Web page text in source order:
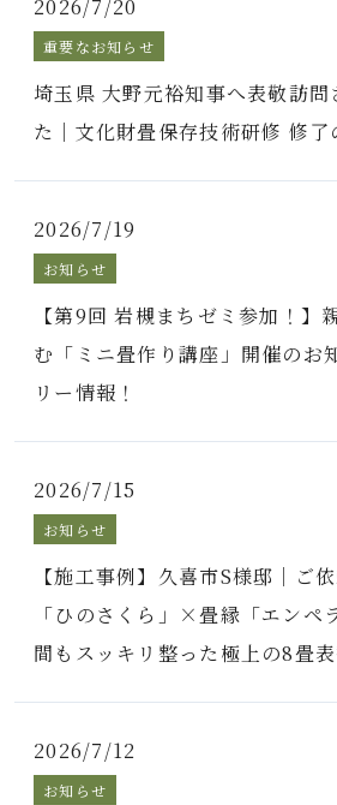
2026/7/20
重要なお知らせ
埼玉県 大野元裕知事へ表敬訪
た｜文化財畳保存技術研修 修了
2026/7/19
お知らせ
【第9回 岩槻まちゼミ参加！】
む「ミニ畳作り講座」開催のお
リー情報！
2026/7/15
お知らせ
【施工事例】久喜市S様邸｜ご
「ひのさくら」×畳縁「エンペ
間もスッキリ整った極上の8畳
2026/7/12
お知らせ